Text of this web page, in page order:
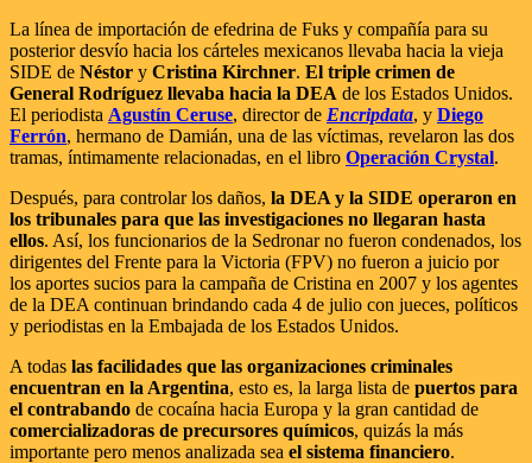
La línea de importación de efedrina de Fuks y compañía para su
posterior desvío hacia los cárteles mexicanos llevaba hacia la vieja
SIDE de Néstor y Cristina Kirchner. El triple crimen de
General Rodríguez llevaba hacia la DEA de los Estados Unidos.
El periodista Agustín Ceruse, director de Encripdata, y Diego
Ferrón, hermano de Damián, una de las víctimas, revelaron las dos
tramas, íntimamente relacionadas, en el libro Operación Crystal.
Después, para controlar los daños, la DEA y la SIDE operaron en
los tribunales para que las investigaciones no llegaran hasta
ellos. Así, los funcionarios de la Sedronar no fueron condenados, los
dirigentes del Frente para la Victoria (FPV) no fueron a juicio por
los aportes sucios para la campaña de Cristina en 2007 y los agentes
de la DEA continuan brindando cada 4 de julio con jueces, políticos
y periodistas en la Embajada de los Estados Unidos.
A todas las facilidades que las organizaciones criminales
encuentran en la Argentina, esto es, la larga lista de puertos para
el contrabando de cocaína hacia Europa y la gran cantidad de
comercializadoras de precursores químicos, quizás la más
importante pero menos analizada sea el sistema financiero.